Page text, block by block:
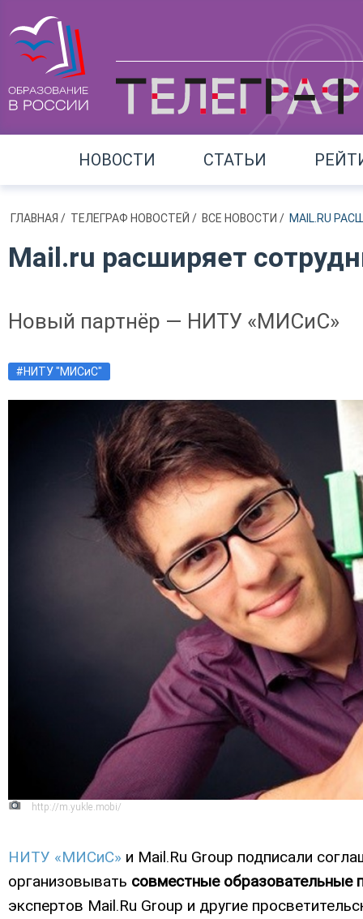
НОВОСТИ СТАТЬИ
ГЛАВНАЯ / ТЕЛЕГРАФ НОВОСТЕЙ / ВСЕ НОВОСТИ / MAIL.RU
Mail.ru расширяет
Новый партнёр — НИТУ «МИСиС»
#НИТУ "МИСиС"
http://m.yukle.mobi/
НИТУ «МИСиС» и Mail.Ru Group подписали
организовывать совместные образовательные
экспертов Mail.Ru Group и другие